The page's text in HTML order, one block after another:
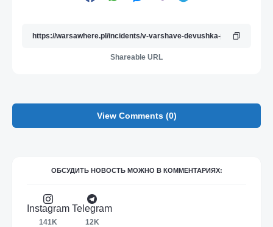
Shareable URL
View Comments (0)
ОБСУДИТЬ НОВОСТЬ МОЖНО В КОММЕНТАРИЯХ:
Instagram
141K
Telegram
12K